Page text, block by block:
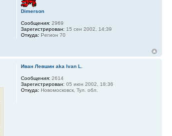
Dimerson
Сообщения: 2969
Зарегистрирован: 15 сен 2002, 14:39
Откуда: Регион 70
Иван Левшин aka Ivan L.
Сообщения: 2614
Зарегистрирован: 05 июн 2002, 18:36
Откуда: Новомосковск, Тул. обл.